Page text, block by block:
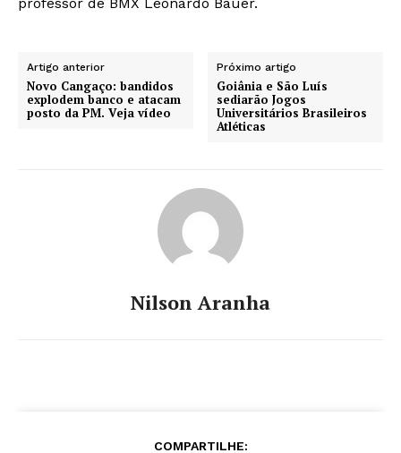
professor de BMX Leonardo Bauer.
Artigo anterior
Novo Cangaço: bandidos
explodem banco e atacam
posto da PM. Veja vídeo
Próximo artigo
Goiânia e São Luís
sediarão Jogos
Universitários Brasileiros
Atléticas
Nilson Aranha
COMPARTILHE: